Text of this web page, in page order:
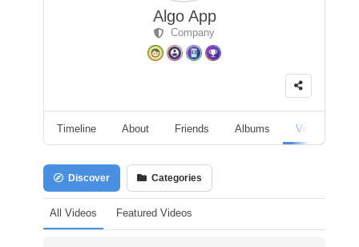
Algo App
Company
Timeline About Friends Albums Videos
Discover Categories
All Videos Featured Videos